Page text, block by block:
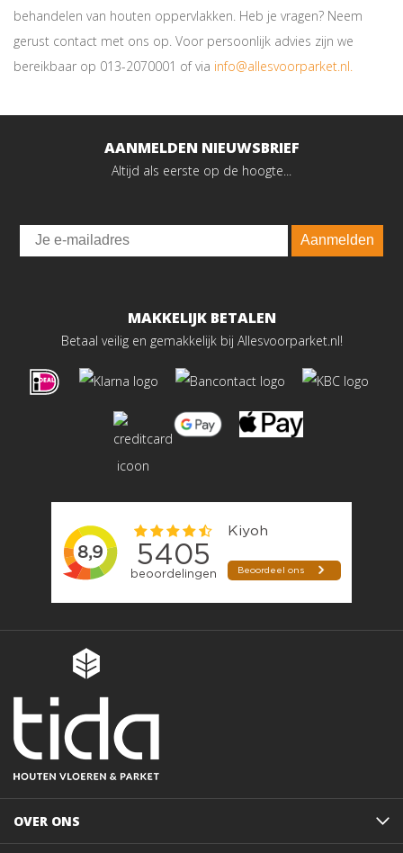
behandelen van houten oppervlakken. Heb je vragen? Neem
gerust contact met ons op. Voor persoonlijk advies zijn we
bereikbaar op 013-2070001 of via info@allesvoorparket.nl.
AANMELDEN NIEUWSBRIEF
Altijd als eerste op de hoogte...
Email
Aanmelden
MAKKELIJK BETALEN
Betaal veilig en gemakkelijk bij Allesvoorparket.nl!
OVER ONS